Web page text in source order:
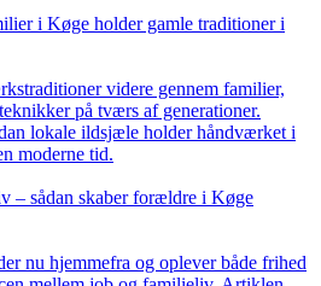
i Køge holder gamle traditioner i
videre gennem familier,
på tværs af generationer.
lokale ildsjæle holder håndværket i
moderne tid.
– sådan skaber forældre i Køge
nu hjemmefra og oplever både frihed